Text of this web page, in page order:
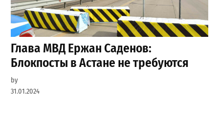
Глава МВД Ержан Саденов:
Блокпосты в Астане не требуются
by
31.01.2024